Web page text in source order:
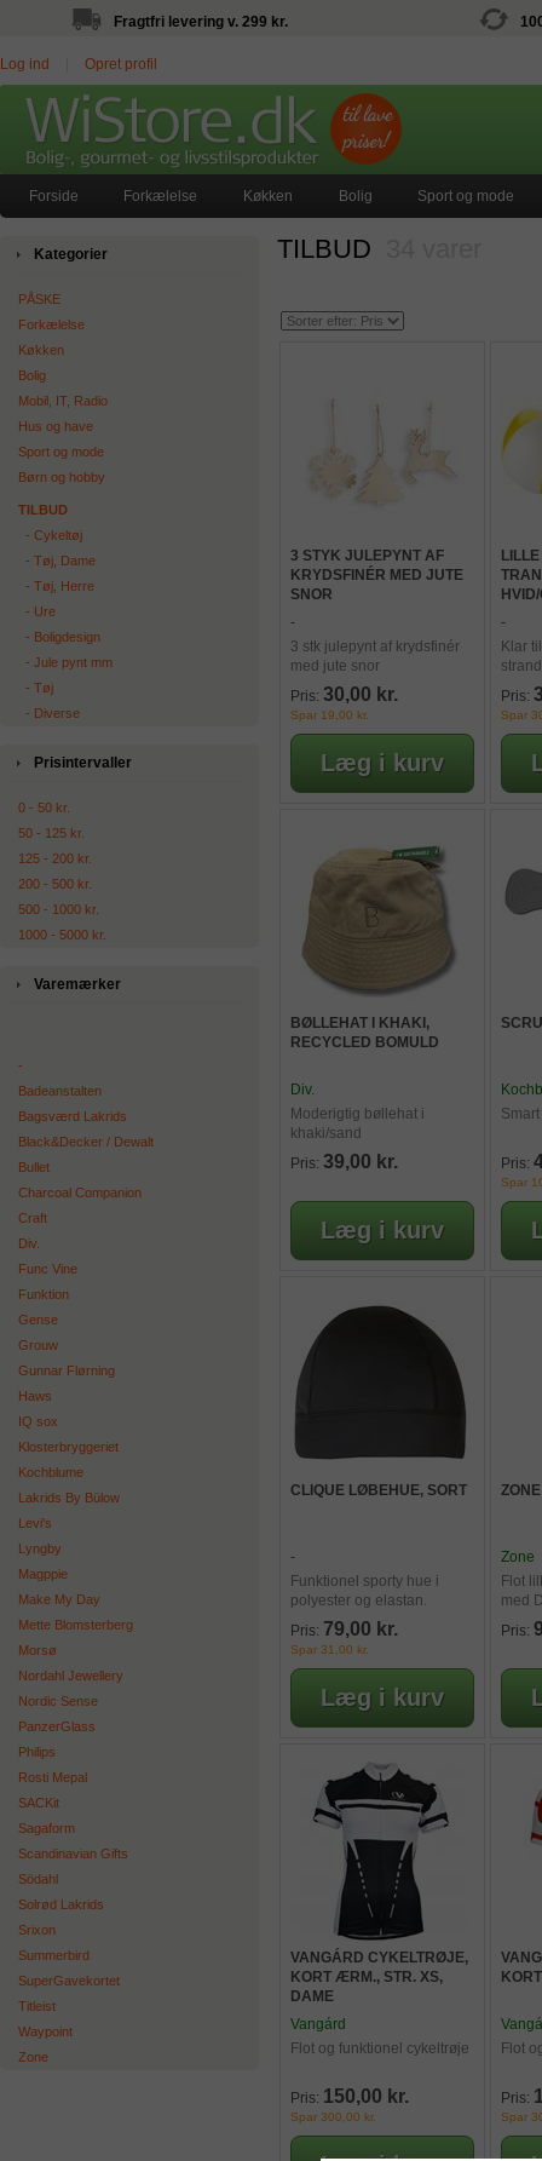
Fragtfri levering v. 299 kr.
Log ind Opret profil
Forside Forkælelse Køkken Bolig Sport og mode
Kategorier
PÅSKE
Forkælelse
Køkken
Bolig
Mobil, IT, Radio
Hus og have
Sport og mode
Børn og hobby
TILBUD
‐ Cykeltøj
‐ Tøj, Dame
‐ Tøj, Herre
‐ Ure
‐ Boligdesign
‐ Jule pynt mm
‐ Tøj
‐ Diverse
Prisintervaller
0 - 50 kr.
50 - 125 kr.
125 - 200 kr.
200 - 500 kr.
500 - 1000 kr.
1000 - 5000 kr.
Varemærker
-
Badeanstalten
Bagsværd Lakrids
Black&Decker / Dewalt
Bullet
Charcoal Companion
Craft
Div.
Func Vine
Funktion
Gense
Grouw
Gunnar Flørning
Haws
IQ sox
Klosterbryggeriet
Kochblume
Lakrids By Bülow
Levi's
Lyngby
Magppie
Make My Day
Mette Blomsterberg
Morsø
Nordahl Jewellery
Nordic Sense
PanzerGlass
Philips
Rosti Mepal
SACKit
Sagaform
Scandinavian Gifts
Södahl
Solrød Lakrids
Srixon
Summerbird
SuperGavekortet
Titleist
Waypoint
Zone
TILBUD
3 STYK JULEPYNT AF
KRYDSFINÉR MED JUTE
SNOR
-
3 stk julepynt af krydsfinér
med jute snor
Pris: 30,00 kr.
Spar 19,00 kr.
-
Klar
strand
Pris:
Spar
BØLLEHAT I KHAKI,
RECYCLED BOMULD
Div.
Moderigtig bøllehat i
khaki/sand
Pris: 39,00 kr. Pris:
Spar
CLIQUE LØBEHUE, SORT
-
Funktionel sporty hue i
polyester og elastan.
Pris: 79,00 kr.
Spar 31,00 kr.
Zone
Flot
med
Pris:
VANGÁRD CYKELTRØJE,
KORT ÆRM., STR. XS,
DAME
Vangárd
Flot og funktionel cykeltrøje
Pris: 150,00 kr.
Spar 300,00 kr.
Flot
Pris:
Spar